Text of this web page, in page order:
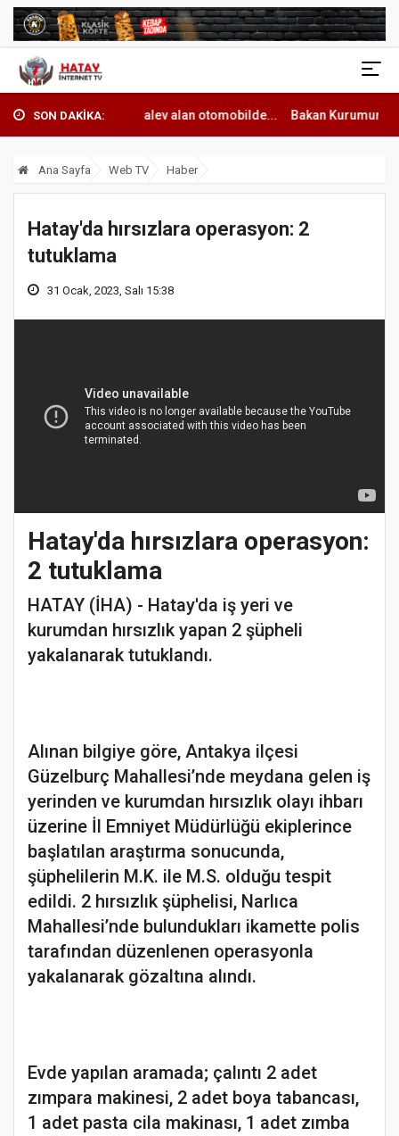
SON DAKİKA:
alan otomobilde... Bakan Kurumun katılımıyla Hatayda 8 bin
Ana Sayfa Web TV Haber
Hatay'da hırsızlara operasyon: 2
tutuklama
31 Ocak, 2023, Salı 15:38
Hatay'da hırsızlara operasyon:
2 tutuklama
HATAY (İHA) - Hatay'da iş yeri ve
kurumdan hırsızlık yapan 2 şüpheli
yakalanarak tutuklandı.
Alınan bilgiye göre, Antakya ilçesi
Güzelburç Mahallesi’nde meydana gelen iş
yerinden ve kurumdan hırsızlık olayı ihbarı
üzerine İl Emniyet Müdürlüğü ekiplerince
başlatılan araştırma sonucunda,
şüphelilerin M.K. ile M.S. olduğu tespit
edildi. 2 hırsızlık şüphelisi, Narlıca
Mahallesi’nde bulundukları ikamette polis
tarafından düzenlenen operasyonla
yakalanarak gözaltına alındı.
Evde yapılan aramada; çalıntı 2 adet
zımpara makinesi, 2 adet boya tabancası,
1 adet pasta cila makinası, 1 adet zımba